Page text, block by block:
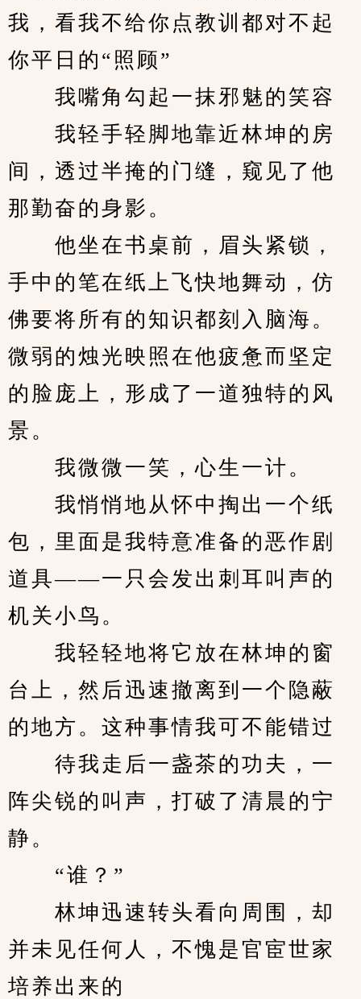
我，看我不给你点教训都对不起
你平日的“照顾”
我嘴角勾起一抹邪魅的笑容
我轻手轻脚地靠近林坤的房
间，透过半掩的门缝，窥见了他
那勤奋的身影。
他坐在书桌前，眉头紧锁，
手中的笔在纸上飞快地舞动，仿
佛要将所有的知识都刻入脑海。
微弱的烛光映照在他疲惫而坚定
的脸庞上，形成了一道独特的风
景。
我微微一笑，心生一计。
我悄悄地从怀中掏出一个纸
包，里面是我特意准备的恶作剧
道具——一只会发出刺耳叫声的
机关小鸟。
我轻轻地将它放在林坤的窗
台上，然后迅速撤离到一个隐蔽
的地方。这种事情我可不能错过
待我走后一盏茶的功夫，一
阵尖锐的叫声，打破了清晨的宁
静。
“谁？”
林坤迅速转头看向周围，却
并未见任何人，不愧是官宦世家
培养出来的